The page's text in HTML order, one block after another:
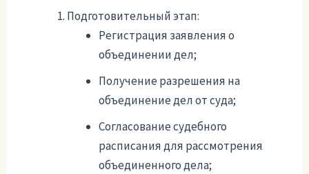
Подготовительный этап:
Регистрация заявления о
объединении дел;
Получение разрешения на
объединение дел от суда;
Согласование судебного
расписания для рассмотрения
объединенного дела;